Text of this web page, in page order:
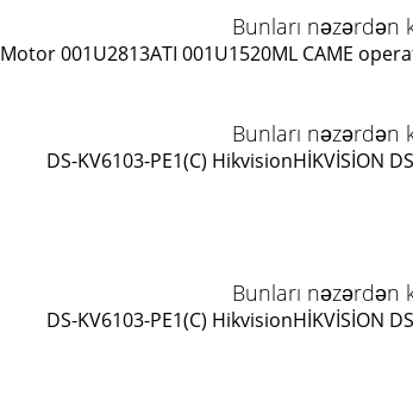
Bunları nəzərdən
Motor 001U2813ATI 001U1520ML CAME
Bunları nəzərdən
DS-KV6103-PE1(C) HikvisionHİKVİSİON
Bunları nəzərdən
DS-KV6103-PE1(C) HikvisionHİKVİSİON